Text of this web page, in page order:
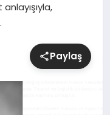
Paylaş